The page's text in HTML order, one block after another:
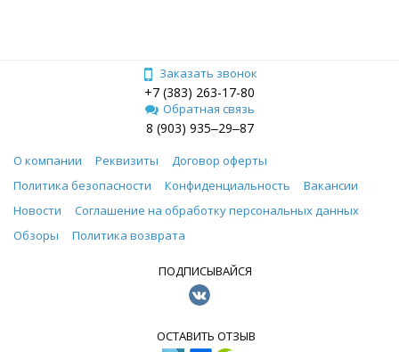
Заказать звонок
+7 (383) 263-17-80
Обратная связь
8 (903) 935‒29‒87
О компании Реквизиты
Договор оферты
Политика безопасности
Конфиденциальность
Вакансии
Новости
Соглашение на обработку персональных данных
Обзоры
Политика возврата
ПОДПИСЫВАЙСЯ
ОСТАВИТЬ ОТЗЫВ